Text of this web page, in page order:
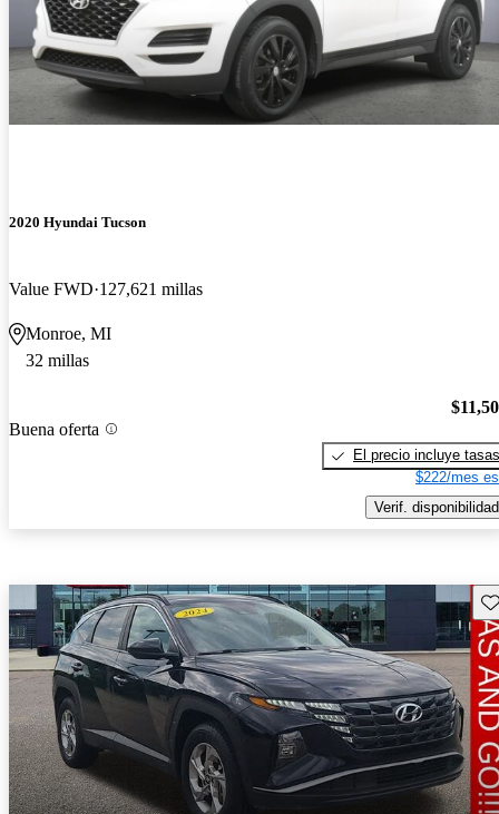
2020 Hyundai Tucson
Value FWD 127,621 millas
Monroe, MI
32 millas
Buena oferta
El precio incluye tasas
$222/mes
Verif. disponibilidad